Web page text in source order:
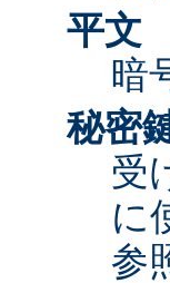
平文
暗
秘密
受
に
参